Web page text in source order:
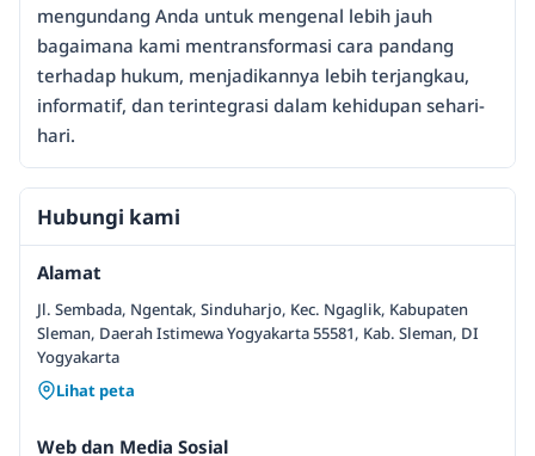
mengundang Anda untuk mengenal lebih jauh
bagaimana kami mentransformasi cara pandang
terhadap hukum, menjadikannya lebih terjangkau,
informatif, dan terintegrasi dalam kehidupan sehari-
hari.
Hubungi kami
Alamat
Jl. Sembada, Ngentak, Sinduharjo, Kec. Ngaglik, Kabupaten
Sleman, Daerah Istimewa Yogyakarta 55581, Kab. Sleman, DI
Yogyakarta
Lihat peta
Web dan Media Sosial